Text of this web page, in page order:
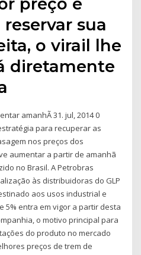
sua
o virail lhe
diretamente
amanhÃ 31. jul, 2014 0
para recuperar as
nos preços dos
aumentar a partir de amanhã
no Brasil. A Petrobras
às distribuidoras do GLP
aos usos industrial e
5% entra em vigor a partir desta
o motivo principal para
do produto no mercado
preços de trem de